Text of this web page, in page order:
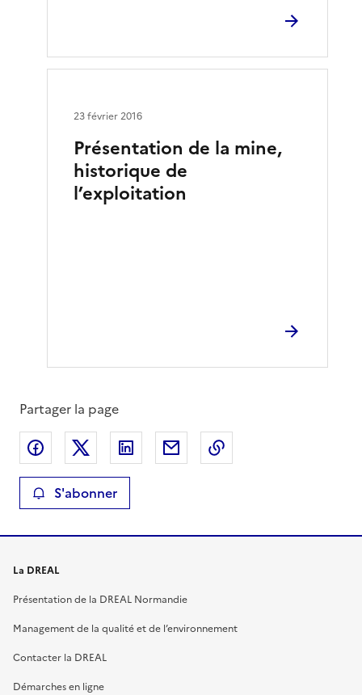
Présentation de la mine,
historique de
l’exploitation
23 février 2016
Partager la page
Partager sur Facebook
Partager sur XPartager sur LinkedIn
Partager par email
S'abonner
La DREAL
Présentation de la DREAL Normandie
Management de la qualité et de l’environnement
Contacter la DREAL
Démarches en ligne